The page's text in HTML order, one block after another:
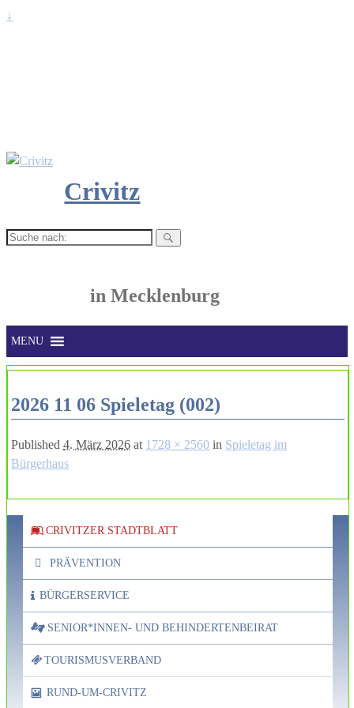
↓
Crivitz
Suche
in Mecklenburg
MENU
2026 11 06 Spieletag (002)
Published4. März 2026 at 1728 × 2560 in Spieletag im
Bürgerhaus
CRIVITZER STADTBLATT
PRÄVENTION
BÜRGERSERVICE
SENIOR*INNEN- UND BEHINDERTENBEIRAT
TOURISMUSVERBAND
RUND-UM-CRIVITZ